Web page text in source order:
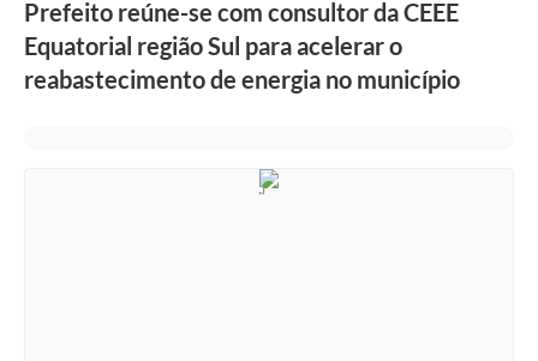
Prefeito reúne-se com consultor da CEEE
Equatorial região Sul para acelerar o
reabastecimento de energia no município